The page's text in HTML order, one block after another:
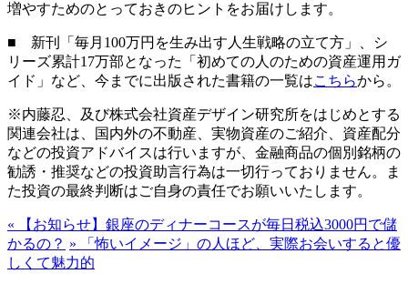
増やすためのとっておきのヒントをお届けします。
■ 新刊「毎月100万円を生み出す人生戦略の立て方」、シ
リーズ累計17万部となった「初めての人のための資産運用ガ
イド」など、今までに出版された書籍の一覧はこちらから。
※内藤忍、及び株式会社資産デザイン研究所をはじめとする
関連会社は、国内外の不動産、実物資産のご紹介、資産配分
などの投資アドバイスは行いますが、金融商品の個別銘柄の
勧誘・推奨などの投資助言行為は一切行っておりません。ま
た投資の最終判断はご自身の責任でお願いいたします。
« 【お知らせ】銀座のディナーコースが毎日税込3000円で儲
かるの？ » 「怖いイメージ」の人ほど、実際お会いすると優
しくて魅力的